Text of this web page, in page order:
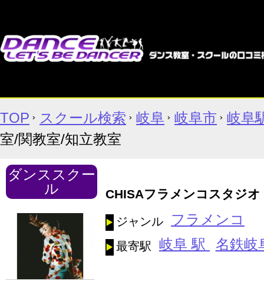
TOP スクール検索 岐阜 岐阜市
岐阜
室/関教室/知立教室
ダンススクー
ル
CHISAフラメンコスタジ
ジャンル フラメンコ
最寄駅 岐阜 駅 名鉄岐